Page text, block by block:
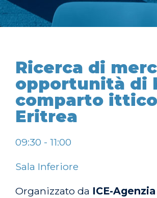
Ricerca di
opportunità di
comparto
Eritrea
09:30 - 11:00
Sala Inferiore
Organizzato da ICE-